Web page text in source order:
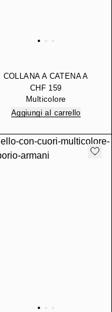
COLLANA A CATENA A
CUORE
CHF 159
Multicolore
Aggiungi al carrello